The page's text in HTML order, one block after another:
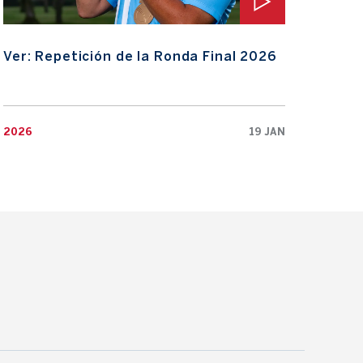
Ver: Repetición de la Ronda Final 2026
2026 19 JAN